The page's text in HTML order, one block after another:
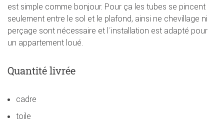
est simple comme bonjour. Pour ça les tubes se pincent
seulement entre le sol et le plafond, ainsi ne chevillage ni
perçage sont nécessaire et l´installation est adapté pour
un appartement loué.
Quantité livrée
cadre
toile